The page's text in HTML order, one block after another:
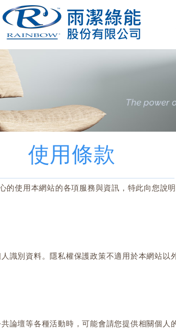
使用條款
使用本網站的各項服務與資訊，特此向您說
識別資料。隱私權保護政策不適用於本網站
論壇等各種活動時，可能會請您提供相關個人